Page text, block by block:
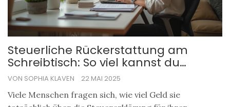
Steuerliche Rückerstattung am
Schreibtisch: So viel kannst du
rausholen
VON SOPHIA KLAVEN 22 MAI 2025
Viele Menschen fragen sich, wie viel Geld sie